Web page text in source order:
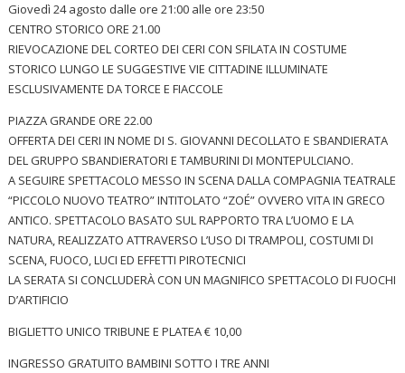
Giovedì 24 agosto dalle ore 21:00 alle ore 23:50
CENTRO STORICO ORE 21.00
RIEVOCAZIONE DEL CORTEO DEI CERI CON SFILATA IN COSTUME
STORICO LUNGO LE SUGGESTIVE VIE CITTADINE ILLUMINATE
ESCLUSIVAMENTE DA TORCE E FIACCOLE
PIAZZA GRANDE ORE 22.00
OFFERTA DEI CERI IN NOME DI S. GIOVANNI DECOLLATO E SBANDIERATA
DEL GRUPPO SBANDIERATORI E TAMBURINI DI MONTEPULCIANO.
A SEGUIRE SPETTACOLO MESSO IN SCENA DALLA COMPAGNIA TEATRALE
“PICCOLO NUOVO TEATRO” INTITOLATO “ZOÉ” OVVERO VITA IN GRECO
ANTICO. SPETTACOLO BASATO SUL RAPPORTO TRA L’UOMO E LA
NATURA, REALIZZATO ATTRAVERSO L’USO DI TRAMPOLI, COSTUMI DI
SCENA, FUOCO, LUCI ED EFFETTI PIROTECNICI
LA SERATA SI CONCLUDERÀ CON UN MAGNIFICO SPETTACOLO DI FUOCHI
D’ARTIFICIO
BIGLIETTO UNICO TRIBUNE E PLATEA € 10,00
INGRESSO GRATUITO BAMBINI SOTTO I TRE ANNI